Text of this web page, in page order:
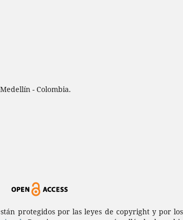
- Colombia.
protegidos por las leyes de copyright y por